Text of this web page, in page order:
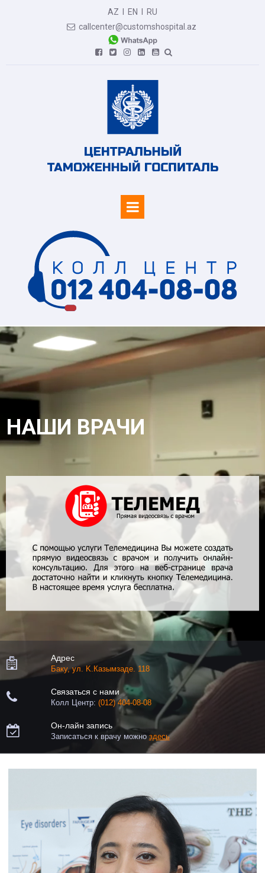
AZ EN RU
 callcenter@customshospital.az
     
НАШИ ВРАЧИ
 Адрес
Баку, ул. K.Казымзаде. 118
 Связаться с нами
Колл Центр: (012) 404-08-08
 Он-лайн запись
Записаться к врачу можно здесь